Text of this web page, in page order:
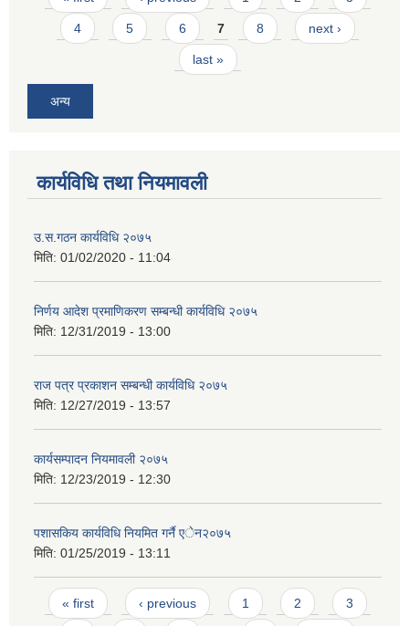
4 5 6 7 8 next ›
last »
अन्य
कार्यविधि तथा नियमावली
उ.स.गठन कार्यविधि २०७५
मिति: 01/02/2020 - 11:04
निर्णय आदेश प्रमाणिकरण सम्बन्धी कार्यविधि २०७५
मिति: 12/31/2019 - 13:00
राज पत्र प्रकाशन सम्बन्धी कार्यविधि २०७५
मिति: 12/27/2019 - 13:57
कार्यसम्पादन नियमावली २०७५
मिति: 12/23/2019 - 12:30
पशासकिय कार्यविधि नियमित गर्नै एेन२०७५
मिति: 01/25/2019 - 13:11
Pages
« first ‹ previous 1 2 3